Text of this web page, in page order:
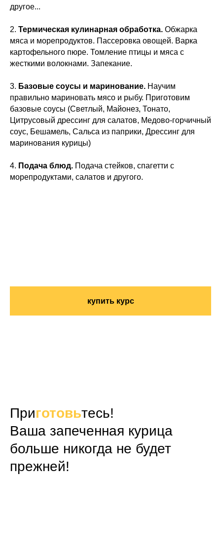
другое...
2. Термическая кулинарная обработка. Обжарка
мяса и морепродуктов. Пассеровка овощей. Варка
картофельного пюре. Томление птицы и мяса с
жесткими волокнами. Запекание.
3. Базовые соусы и маринование. Научим
правильно мариновать мясо и рыбу. Приготовим
базовые соусы (Светлый, Майонез, Тонато,
Цитрусовый дрессинг для салатов, Медово-горчичный
соус, Бешамель, Сальса из паприки, Дрессинг для
маринования курицы)
4. Подача блюд. Подача стейков, спагетти с
морепродуктами, салатов и другого.
купить курс
Приготовьтесь!
Ваша запеченная курица
больше никогда не будет
прежней!